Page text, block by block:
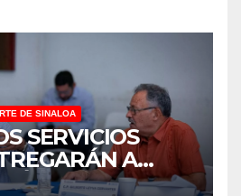
DE SINALOA
SERVICIOS
A